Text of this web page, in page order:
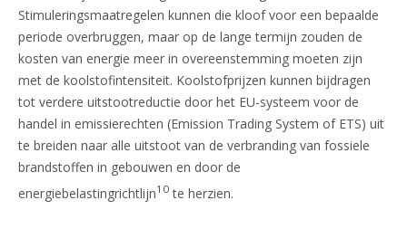
Stimuleringsmaatregelen kunnen die kloof voor een bepaalde
periode overbruggen, maar op de lange termijn zouden de
kosten van energie meer in overeenstemming moeten zijn
met de koolstofintensiteit. Koolstofprijzen kunnen bijdragen
tot verdere uitstootreductie door het EU-systeem voor de
handel in emissierechten (Emission Trading System of ETS) uit
te breiden naar alle uitstoot van de verbranding van fossiele
brandstoffen in gebouwen en door de
energiebelastingrichtlijn10 te herzien.